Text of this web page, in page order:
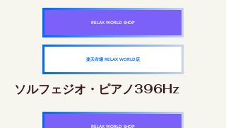
RELAX WORLD SHOP
楽天市場 RELAX WORLD店
ソルフェジオ・ピアノ396Hz
RELAX WORLD SHOP